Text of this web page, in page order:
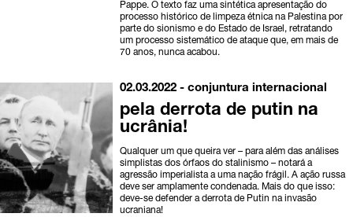
Pappe. O texto faz uma sintética apresentação do
processo histórico de limpeza étnica na Palestina por
parte do sionismo e do Estado de Israel, retratando
um processo sistemático de ataque que, em mais de
70 anos, nunca acabou.
02.03.2022 -conjuntura internacional
pela derrota de putin na
ucrânia!
Qualquer um que queira ver – para além das análises
simplistas dos órfaos do stalinismo – notará a
agressão imperialista a uma nação frágil. A ação russa
deve ser amplamente condenada. Mais do que isso:
deve-se defender a derrota de Putin na invasão
ucraniana!